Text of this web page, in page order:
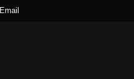
Email